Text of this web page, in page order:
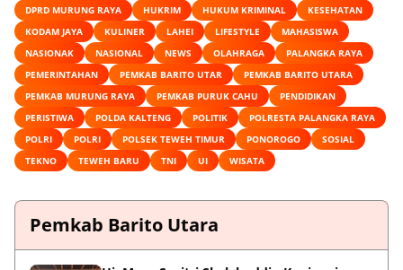
DPRD MURUNG RAYA
HUKRIM HUKUM KRIMINAL
KESEHATAN
KODAM JAYA
KULINER LAHEI LIFESTYLE
MAHASISWA
NASIONAK
NASIONAL NEWS OLAHRAGA
PALANGKA RAYA
PEMERINTAHAN
PEMKAB BARITO UTAR
PEMKAB BARITO UTARA
PEMKAB MURUNG RAYA
PEMKAB PURUK CAHU
PENDIDIKAN
PERISTIWA
POLDA KALTENG POLITIK
POLRESTA PALANGKA RAYA
POLRI
POLRI POLSEK TEWEH TIMUR PONOROGO
SOSIAL
TEKNO
TEWEH BARU TNI UI WISATA
Pemkab Barito Utara